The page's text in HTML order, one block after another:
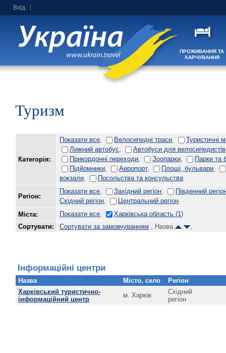
Вхід
ПРОЖИВАННЯ ТА
ХАРЧУВАННЯ
Туризм
Категорія:
Показати все Велосипедні траси
Туристичні
Лижний автобус
Автобуси для велосипедистів
Прикордонні переходи
Зоопарки
Парки та
Підйомники
Аеропорт, Площі, бульвари
вокзали
Посольства та консульства
Регіон:
Показати все Західний регіон
Південний
Східний регіон
Центральний регіон
Міста:
Показати все Харківська область (1)
Сортувати:
Сортувати за замовчуванням , Назва
Інформаційні центри
Назва Місто, село
Регіон
Харківський туристично-
інформаційний центр
м. Харків
Східний
регіон